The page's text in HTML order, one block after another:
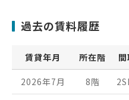
過去の賃料履歴
賃貸年月 所在階 間
2026年7月 8階